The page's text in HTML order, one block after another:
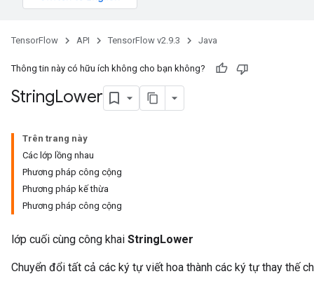
TensorFlow API TensorFlow v2.9.3 Java
Thông tin này có hữu ích không cho bạn không?
StringLower
Trên trang này
Các lớp lồng nhau
Phương pháp công cộng
Phương pháp kế thừa
Phương pháp công cộng
lớp cuối cùng công khai StringLower
Chuyển đổi tất cả các ký tự viết hoa thành các ký tự thay thế